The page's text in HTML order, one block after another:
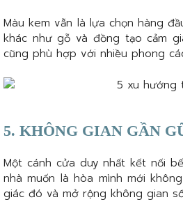
Màu kem vẫn là lựa chọn hàng
khác như gỗ và đồng tạo cảm
cũng phù hợp với nhiều phong
5. KHÔNG GIAN GẦN
Một cánh cửa duy nhất kết nối
nhà muốn là hòa mình mới
giác đó và mở rộng không gian